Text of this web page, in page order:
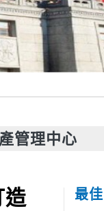
管理中心
造
最